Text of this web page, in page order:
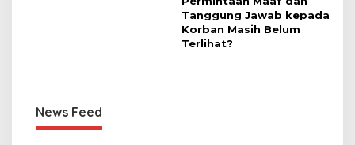
Tanggung Jawab kepada
Korban Masih Belum
Terlihat?
News Feed